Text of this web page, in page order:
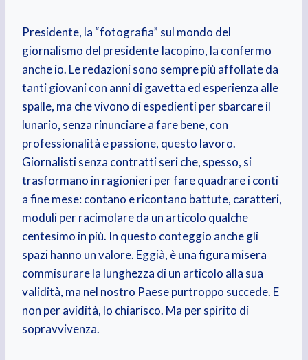
Presidente, la “fotografia” sul mondo del
giornalismo del presidente Iacopino, la confermo
anche io. Le redazioni sono sempre più affollate da
tanti giovani con anni di gavetta ed esperienza alle
spalle, ma che vivono di espedienti per sbarcare il
lunario, senza rinunciare a fare bene, con
professionalità e passione, questo lavoro.
Giornalisti senza contratti seri che, spesso, si
trasformano in ragionieri per fare quadrare i conti
a fine mese: contano e ricontano battute, caratteri,
moduli per racimolare da un articolo qualche
centesimo in più. In questo conteggio anche gli
spazi hanno un valore. Eggià, è una figura misera
commisurare la lunghezza di un articolo alla sua
validità, ma nel nostro Paese purtroppo succede. E
non per avidità, lo chiarisco. Ma per spirito di
sopravvivenza.